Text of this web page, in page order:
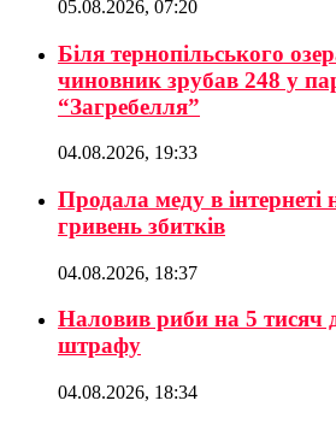
05.08.2026, 07:20
Біля тернопільського
чиновник зрубав 248 у
“Загребелля”
04.08.2026, 19:33
Продала меду в інтернеті
гривень збитків
04.08.2026, 18:37
Наловив риби на 5 тисяч
штрафу
04.08.2026, 18:34